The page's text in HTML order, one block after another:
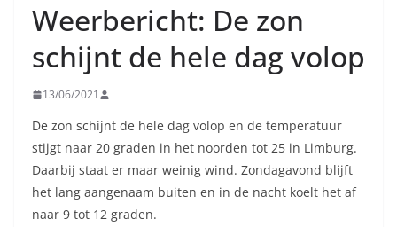
Weerbericht: De zon
schijnt de hele dag volop
13/06/2021
De zon schijnt de hele dag volop en de temperatuur
stijgt naar 20 graden in het noorden tot 25 in Limburg.
Daarbij staat er maar weinig wind. Zondagavond blijft
het lang aangenaam buiten en in de nacht koelt het af
naar 9 tot 12 graden.